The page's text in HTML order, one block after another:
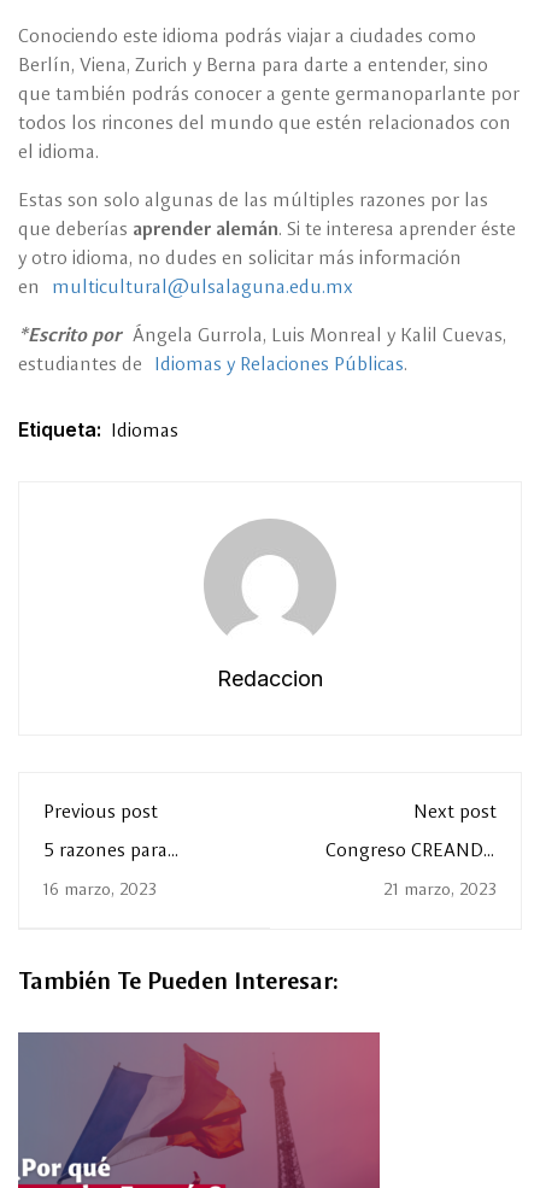
Conociendo este idioma podrás viajar a ciudades como
Berlín, Viena, Zurich y Berna para darte a entender, sino
que también podrás conocer a gente germanoparlante por
todos los rincones del mundo que estén relacionados con
el idioma.
Estas son solo algunas de las múltiples razones por las
que deberías aprender alemán. Si te interesa aprender éste
y otro idioma, no dudes en solicitar más información
en multicultural@ulsalaguna.edu.mx
*Escrito porÁngela Gurrola, Luis Monreal y Kalil Cuevas,
estudiantes de Idiomas y Relaciones Públicas.
Etiqueta: Idiomas
Redaccion
Previous post
5 razones para
16 marzo, 2023
Next post
Congreso CREANDO
21 marzo, 2023
También Te Pueden Interesar: